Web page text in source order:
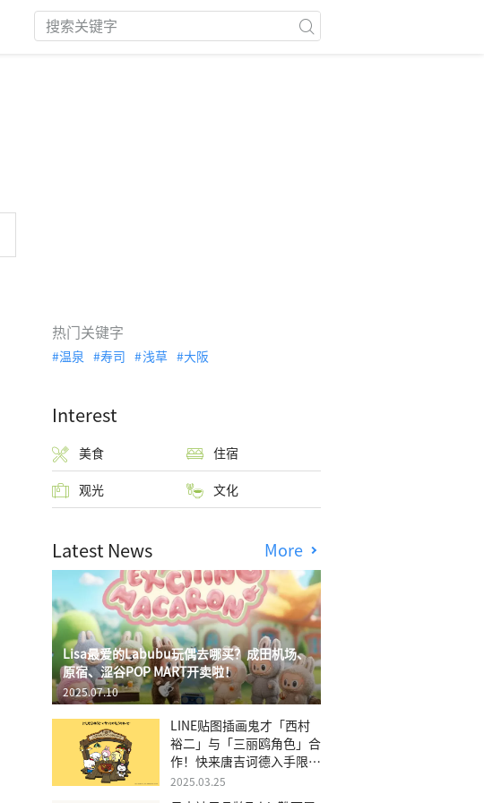
热门关键字
温泉 寿司 浅草 大阪
Interest
美食 住宿
观光 文化
Latest News More
Lisa最爱的Labubu玩偶去哪买？成田机场、
原宿、涩谷POP MART开卖啦！
2025.07.10
LINE贴图插画鬼才「西村
裕二」与「三丽鸥角色」合
作！快来唐吉诃德入手限量
商品
2025.03.25